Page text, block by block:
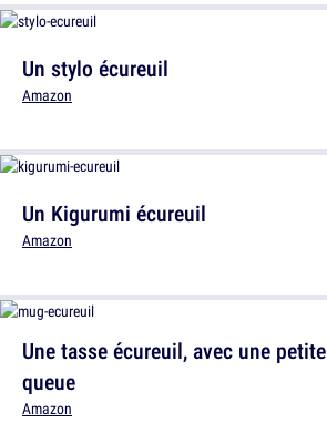
Un stylo écureuil
Amazon
Une tasse écureuil, avec une petite
queue
Amazon
Un Kigurumi écureuil
Amazon